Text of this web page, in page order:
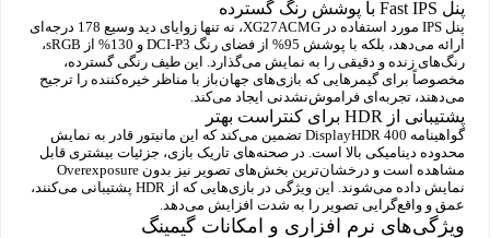
پنل Fast IPS با پوشش رنگ گسترده
پنل IPS مورد استفاده در XG27ACMG، نه تنها زوایای دید وسیع 178 درجه‌ای
ارائه می‌دهد، بلکه با پوشش 95% از فضای رنگ DCI-P3 و 130% از sRGB،
رنگ‌های زنده و دقیقی را به نمایش می‌گذارد. این طیف رنگی گسترده،
مخصوصاً برای گیمرهایی که بازی‌های جهان‌باز با مناظر خیره‌کننده را ترجیح
می‌دهند، تجربه‌ای فراموش‌نشدنی ایجاد می‌کند.
پشتیبانی از HDR برای کنتراست بهتر
گواهینامه DisplayHDR 400 تضمین می‌کند که این مانیتور قادر به نمایش
محدوده دینامیکی بالا است. در صحنه‌های تاریک بازی، جزئیات بیشتری قابل
مشاهده است و درخشان‌ترین بخش‌های تصویر نیز بدون Overexposure
نمایش داده می‌شوند. این ویژگی در بازی‌هایی که از HDR پشتیبانی می‌کنند،
عمق و واقع‌گرایی تصویر را به شدت افزایش می‌دهد.
ویژگی‌های نرم افزاری و امکانات گیمینگ